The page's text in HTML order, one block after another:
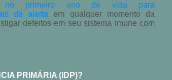
primeiro ano de vida para
de alerta em qualquer momento da
defeitos em seu sistema imune com
PRIMÁRIA (IDP)?